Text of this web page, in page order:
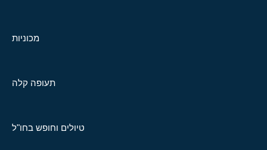
מכוניות
תעופה קלה
טיולים וחופש בחו"ל